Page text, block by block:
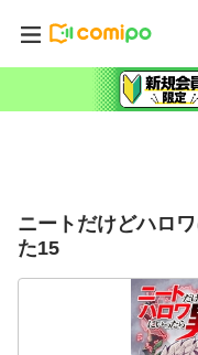
ニートだけどハロ
た15